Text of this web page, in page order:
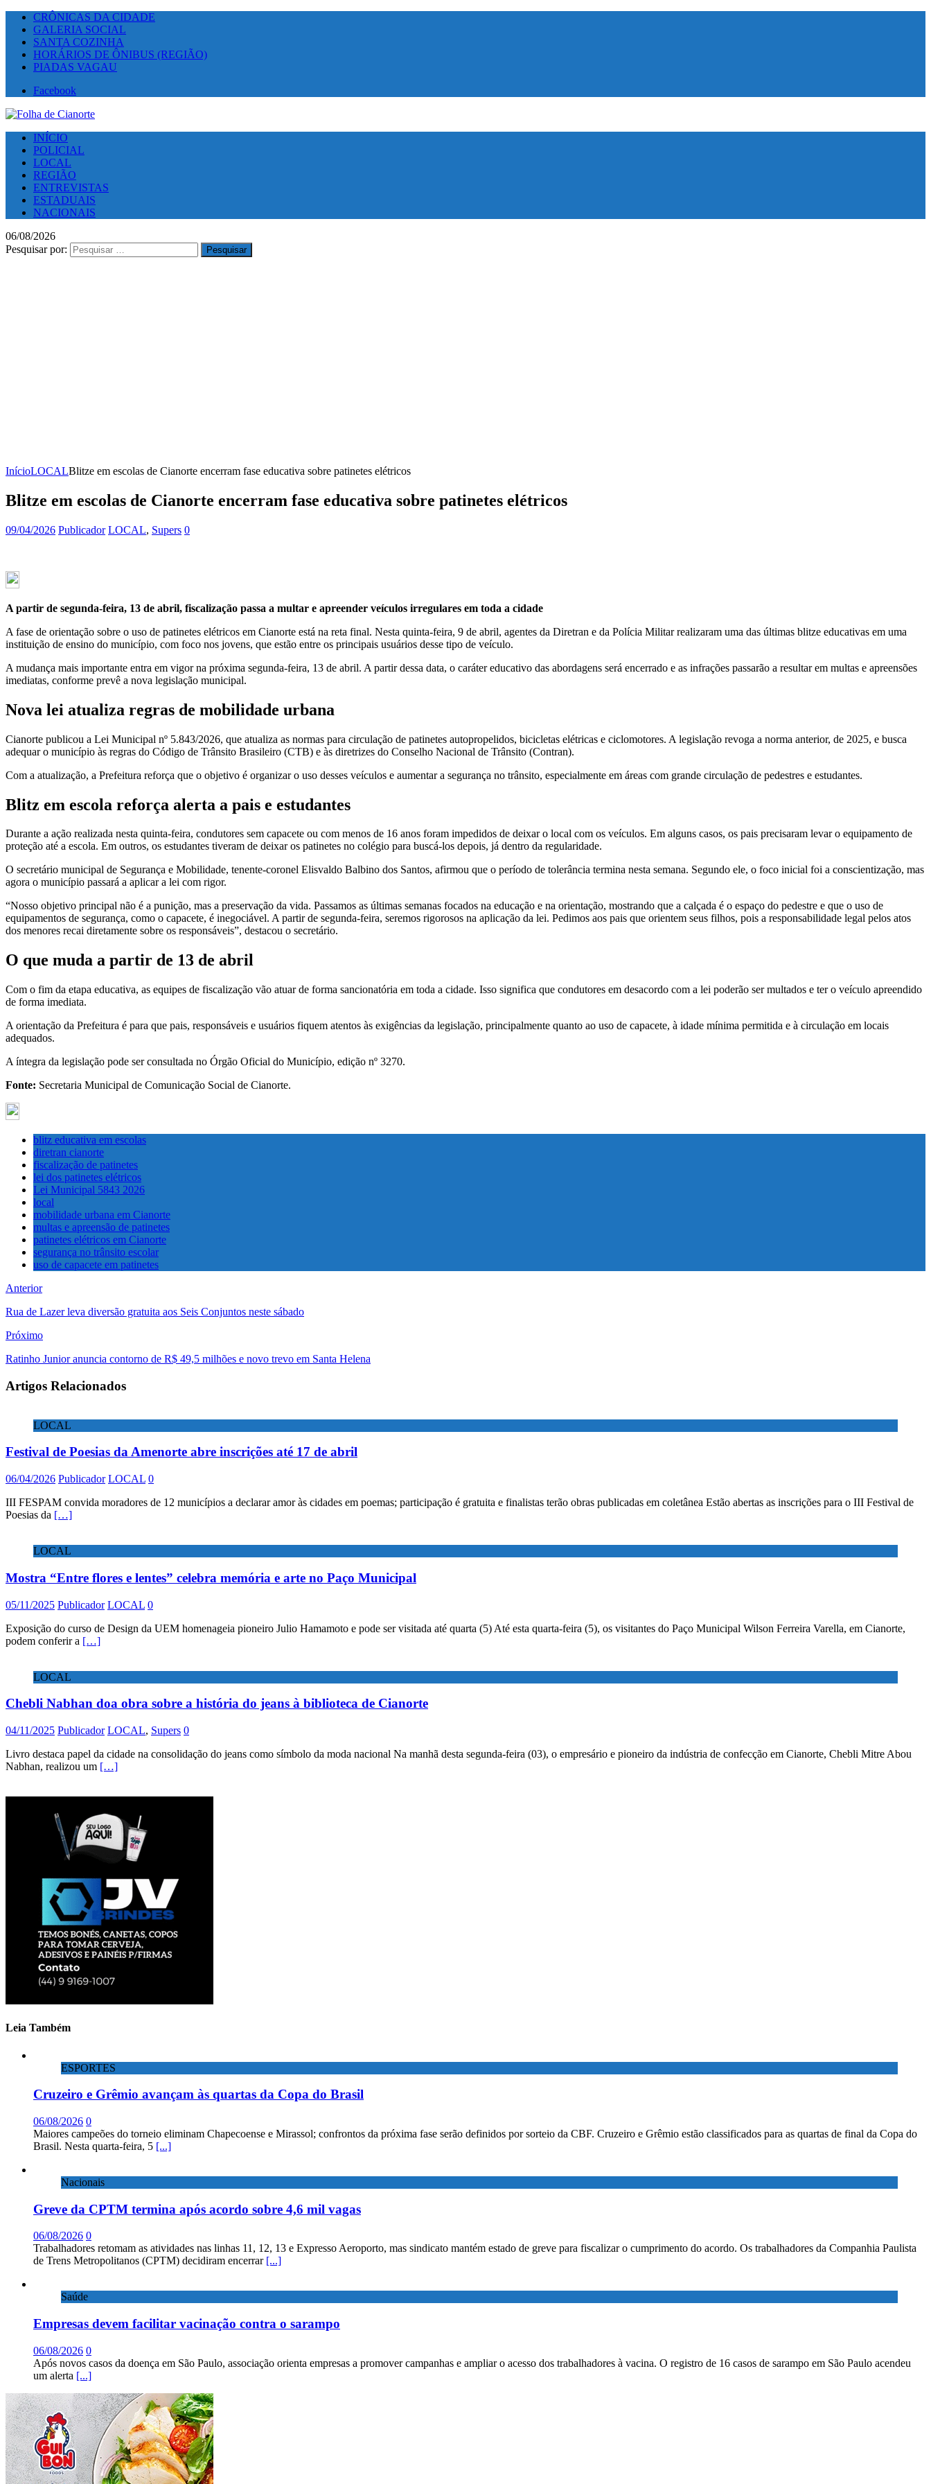
CRÔNICAS DA CIDADE
GALERIA SOCIAL
SANTA COZINHA
HORÁRIOS DE ÔNIBUS (REGIÃO)
PIADAS VAGAU
Facebook
INÍCIO
POLICIAL
LOCAL
REGIÃO
ENTREVISTAS
ESTADUAIS
NACIONAIS
06/08/2026
Pesquisar por:
InícioLOCALBlitze em escolas de Cianorte encerram fase educativa sobre patinetes elétricos
Blitze em escolas de Cianorte encerram fase educativa sobre patinetes elétricos
09/04/2026 Publicador LOCAL, Supers 0
A partir de segunda-feira, 13 de abril, fiscalização passa a multar e apreender veículos irregulares em toda a cidade
A fase de orientação sobre o uso de patinetes elétricos em Cianorte está na reta final. Nesta quinta-feira, 9 de abril, agentes da Diretran e da Polícia Militar realizaram uma das últimas blitze educativas em uma
instituição de ensino do município, com foco nos jovens, que estão entre os principais usuários desse tipo de veículo.
A mudança mais importante entra em vigor na próxima segunda-feira, 13 de abril. A partir dessa data, o caráter educativo das abordagens será encerrado e as infrações passarão a resultar em multas e apreensões
imediatas, conforme prevê a nova legislação municipal.
Nova lei atualiza regras de mobilidade urbana
Cianorte publicou a Lei Municipal nº 5.843/2026, que atualiza as normas para circulação de patinetes autopropelidos, bicicletas elétricas e ciclomotores. A legislação revoga a norma anterior, de 2025, e busca
adequar o município às regras do Código de Trânsito Brasileiro (CTB) e às diretrizes do Conselho Nacional de Trânsito (Contran).
Com a atualização, a Prefeitura reforça que o objetivo é organizar o uso desses veículos e aumentar a segurança no trânsito, especialmente em áreas com grande circulação de pedestres e estudantes.
Blitz em escola reforça alerta a pais e estudantes
Durante a ação realizada nesta quinta-feira, condutores sem capacete ou com menos de 16 anos foram impedidos de deixar o local com os veículos. Em alguns casos, os pais precisaram levar o equipamento de
proteção até a escola. Em outros, os estudantes tiveram de deixar os patinetes no colégio para buscá-los depois, já dentro da regularidade.
O secretário municipal de Segurança e Mobilidade, tenente-coronel Elisvaldo Balbino dos Santos, afirmou que o período de tolerância termina nesta semana. Segundo ele, o foco inicial foi a conscientização, mas
agora o município passará a aplicar a lei com rigor.
“Nosso objetivo principal não é a punição, mas a preservação da vida. Passamos as últimas semanas focados na educação e na orientação, mostrando que a calçada é o espaço do pedestre e que o uso de
equipamentos de segurança, como o capacete, é inegociável. A partir de segunda-feira, seremos rigorosos na aplicação da lei. Pedimos aos pais que orientem seus filhos, pois a responsabilidade legal pelos atos
dos menores recai diretamente sobre os responsáveis”, destacou o secretário.
O que muda a partir de 13 de abril
Com o fim da etapa educativa, as equipes de fiscalização vão atuar de forma sancionatória em toda a cidade. Isso significa que condutores em desacordo com a lei poderão ser multados e ter o veículo apreendido
de forma imediata.
A orientação da Prefeitura é para que pais, responsáveis e usuários fiquem atentos às exigências da legislação, principalmente quanto ao uso de capacete, à idade mínima permitida e à circulação em locais
adequados.
A íntegra da legislação pode ser consultada no Órgão Oficial do Município, edição nº 3270.
Fonte: Secretaria Municipal de Comunicação Social de Cianorte.
blitz educativa em escolas
diretran cianorte
fiscalização de patinetes
lei dos patinetes elétricos
Lei Municipal 5843 2026
local
mobilidade urbana em Cianorte
multas e apreensão de patinetes
patinetes elétricos em Cianorte
segurança no trânsito escolar
uso de capacete em patinetes
Anterior
Rua de Lazer leva diversão gratuita aos Seis Conjuntos neste sábado
Próximo
Ratinho Junior anuncia contorno de R$ 49,5 milhões e novo trevo em Santa Helena
Artigos Relacionados
LOCAL
Festival de Poesias da Amenorte abre inscrições até 17 de abril
06/04/2026 Publicador LOCAL 0
III FESPAM convida moradores de 12 municípios a declarar amor às cidades em poemas; participação é gratuita e finalistas terão obras publicadas em coletânea Estão abertas as inscrições para o III Festival de
Poesias da […]
LOCAL
Mostra “Entre flores e lentes” celebra memória e arte no Paço Municipal
05/11/2025 Publicador LOCAL 0
Exposição do curso de Design da UEM homenageia pioneiro Julio Hamamoto e pode ser visitada até quarta (5) Até esta quarta-feira (5), os visitantes do Paço Municipal Wilson Ferreira Varella, em Cianorte,
podem conferir a […]
LOCAL
Chebli Nabhan doa obra sobre a história do jeans à biblioteca de Cianorte
04/11/2025 Publicador LOCAL, Supers 0
Livro destaca papel da cidade na consolidação do jeans como símbolo da moda nacional Na manhã desta segunda-feira (03), o empresário e pioneiro da indústria de confecção em Cianorte, Chebli Mitre Abou
Nabhan, realizou um […]
Leia Também
ESPORTES
Cruzeiro e Grêmio avançam às quartas da Copa do Brasil
06/08/2026 0
Maiores campeões do torneio eliminam Chapecoense e Mirassol; confrontos da próxima fase serão definidos por sorteio da CBF. Cruzeiro e Grêmio estão classificados para as quartas de final da Copa do
Brasil. Nesta quarta-feira, 5 [...]
Nacionais
Greve da CPTM termina após acordo sobre 4,6 mil vagas
06/08/2026 0
Trabalhadores retomam as atividades nas linhas 11, 12, 13 e Expresso Aeroporto, mas sindicato mantém estado de greve para fiscalizar o cumprimento do acordo. Os trabalhadores da Companhia Paulista
de Trens Metropolitanos (CPTM) decidiram encerrar [...]
Saúde
Empresas devem facilitar vacinação contra o sarampo
06/08/2026 0
Após novos casos da doença em São Paulo, associação orienta empresas a promover campanhas e ampliar o acesso dos trabalhadores à vacina. O registro de 16 casos de sarampo em São Paulo acendeu
um alerta [...]